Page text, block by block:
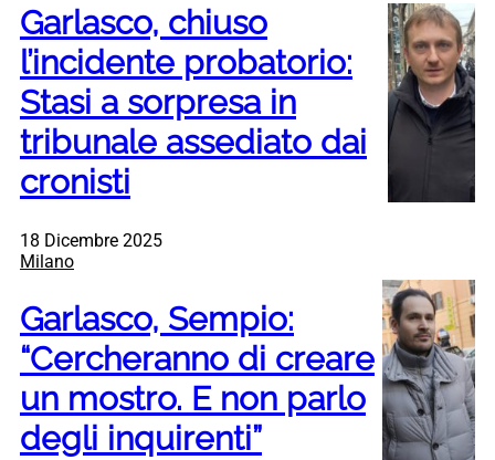
Garlasco, chiuso
l’incidente probatorio:
Stasi a sorpresa in
tribunale assediato dai
cronisti
18 Dicembre 2025
Milano
Garlasco, Sempio:
“Cercheranno di creare
un mostro. E non parlo
degli inquirenti”